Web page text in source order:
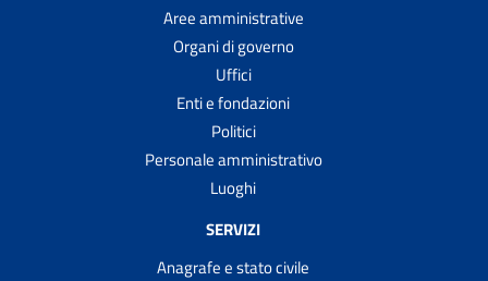
Aree amministrative
Organi di governo
Uffici
Enti e fondazioni
Politici
Personale amministrativo
Luoghi
SERVIZI
Anagrafe e stato civile